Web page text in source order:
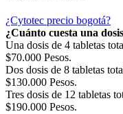
¿Cytotec precio bogotá?
¿Cuánto cuesta una
Una dosis de 4 tabletas
$70.000 Pesos.
Dos dosis de 8 tabletas
$130.000 Pesos.
Tres dosis de 12 tabletas
$190.000 Pesos.